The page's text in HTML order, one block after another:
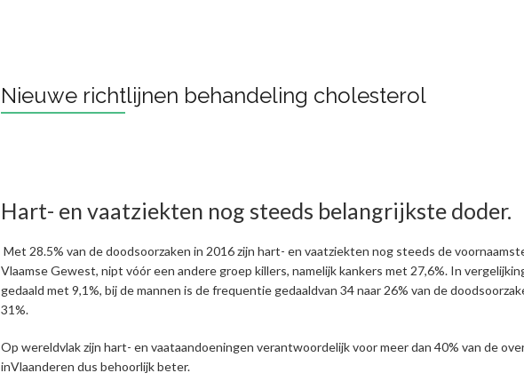
Nieuwe richtlijnen behandeling cholesterol
Hart- en vaatziekten nog steeds belangrijkste doder.
Met 28.5% van de doodsoorzaken in 2016 zijn hart- en vaatziekten nog steeds de
Vlaamse Gewest, nipt vóór een andere groep killers, namelijk kankers met 27,6%. In
gedaald met 9,1%, bij de mannen is de frequentie gedaaldvan 34 naar 26% van de
31%.
Op wereldvlak zijn hart- en vaataandoeningen verantwoordelijk voor meer dan 40% van de
inVlaanderen dus behoorlijk beter.